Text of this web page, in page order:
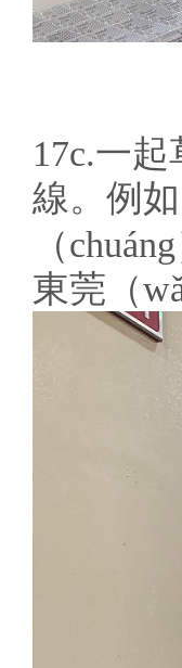
17c.一
線。例如
（
東莞（